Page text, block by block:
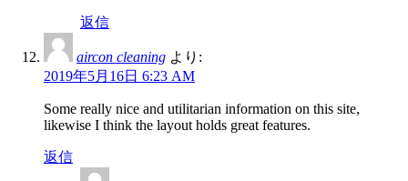
返信
aircon cleaning より:
2019年5月16日 6:23 AM
Some really nice and utilitarian information on this site,
likewise I think the layout holds great features.
返信